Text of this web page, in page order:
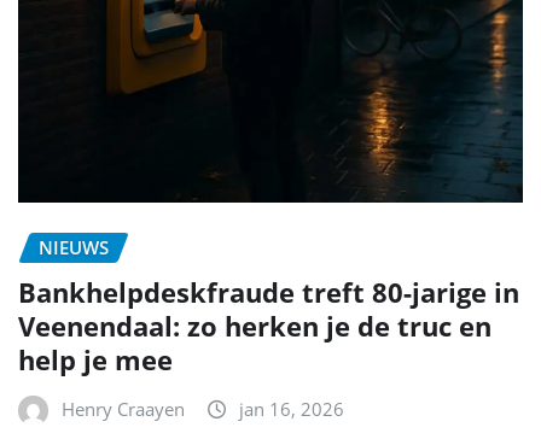
NIEUWS
Bankhelpdeskfraude treft 80-jarige in
Veenendaal: zo herken je de truc en
help je mee
Henry Craayen jan 16, 2026